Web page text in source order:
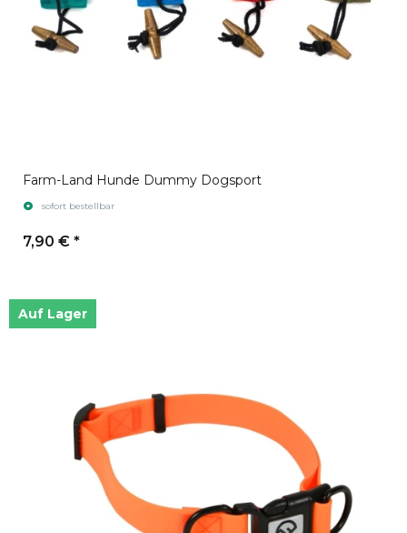
Farm-Land Hunde Dummy Dogsport
sofort bestellbar
7,90 € *
Auf Lager